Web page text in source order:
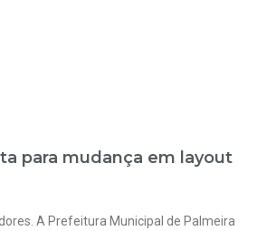
para mudança em layout
A Prefeitura Municipal de Palmeira